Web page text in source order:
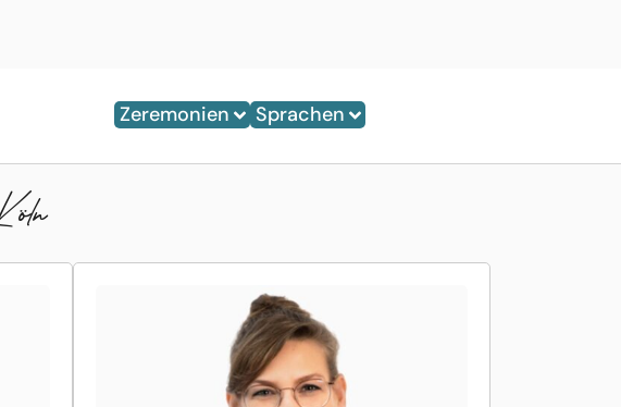
Zeremonien Sprachen